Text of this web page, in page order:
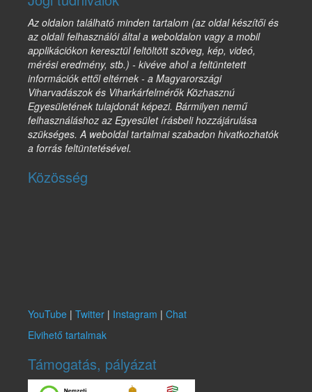
Az oldalon található minden tartalom (az oldal készítői és
az oldali felhasználói által a weboldalon vagy a mobil
applikációkon keresztül feltöltött szöveg, kép, videó,
mérési eredmény, stb.) - kivéve ahol a feltüntetett
információk ettől eltérnek - a Magyarországi
Viharvadászok és Viharkárfelmérők Közhasznú
Egyesületének tulajdonát képezi. Bármilyen nemű
felhasználáshoz az Egyesület írásbeli hozzájárulása
szükséges. A weboldal tartalmai szabadon hivatkozhatók
a forrás feltüntetésével.
Közösség
YouTube | Twitter | Instagram | Chat
Elvihető tartalmak
Támogatás, pályázat